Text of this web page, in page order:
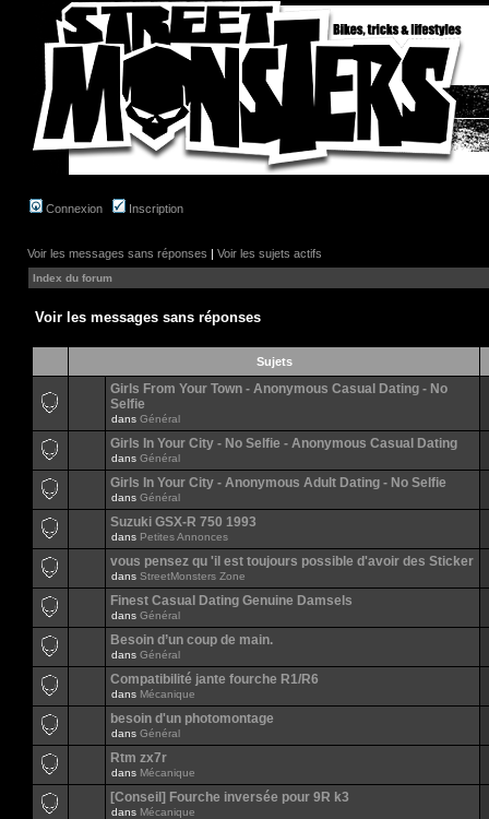
Connexion Inscription
Voir les messages sans réponses | Voir les sujets actifs
Index du forum
Voir les messages sans réponses
Sujets
Girls From Your Town - Anonymous Casual Dating - No
Selfie
dans Général
Girls In Your City - No Selfie - Anonymous Casual Dating
dans Général
Girls In Your City - Anonymous Adult Dating - No Selfie
dans Général
Suzuki GSX-R 750 1993
dans Petites Annonces
vous pensez qu 'il est toujours possible d'avoir des Sticker
dans StreetMonsters Zone
Finest Сasual Dating Genuine Damsels
dans Général
Besoin d’un coup de main.
dans Général
Compatibilité jante fourche R1/R6
dans Mécanique
besoin d'un photomontage
dans Général
Rtm zx7r
dans Mécanique
[Conseil] Fourche inversée pour 9R k3
dans Mécanique